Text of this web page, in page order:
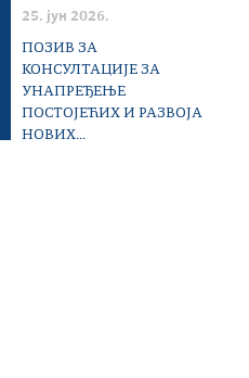
25. јун 2026.
ПОЗИВ ЗА
КОНСУЛТАЦИЈЕ ЗА
УНАПРЕЂЕЊЕ
ПОСТОЈЕЋИХ И РАЗВОЈА
НОВИХ...